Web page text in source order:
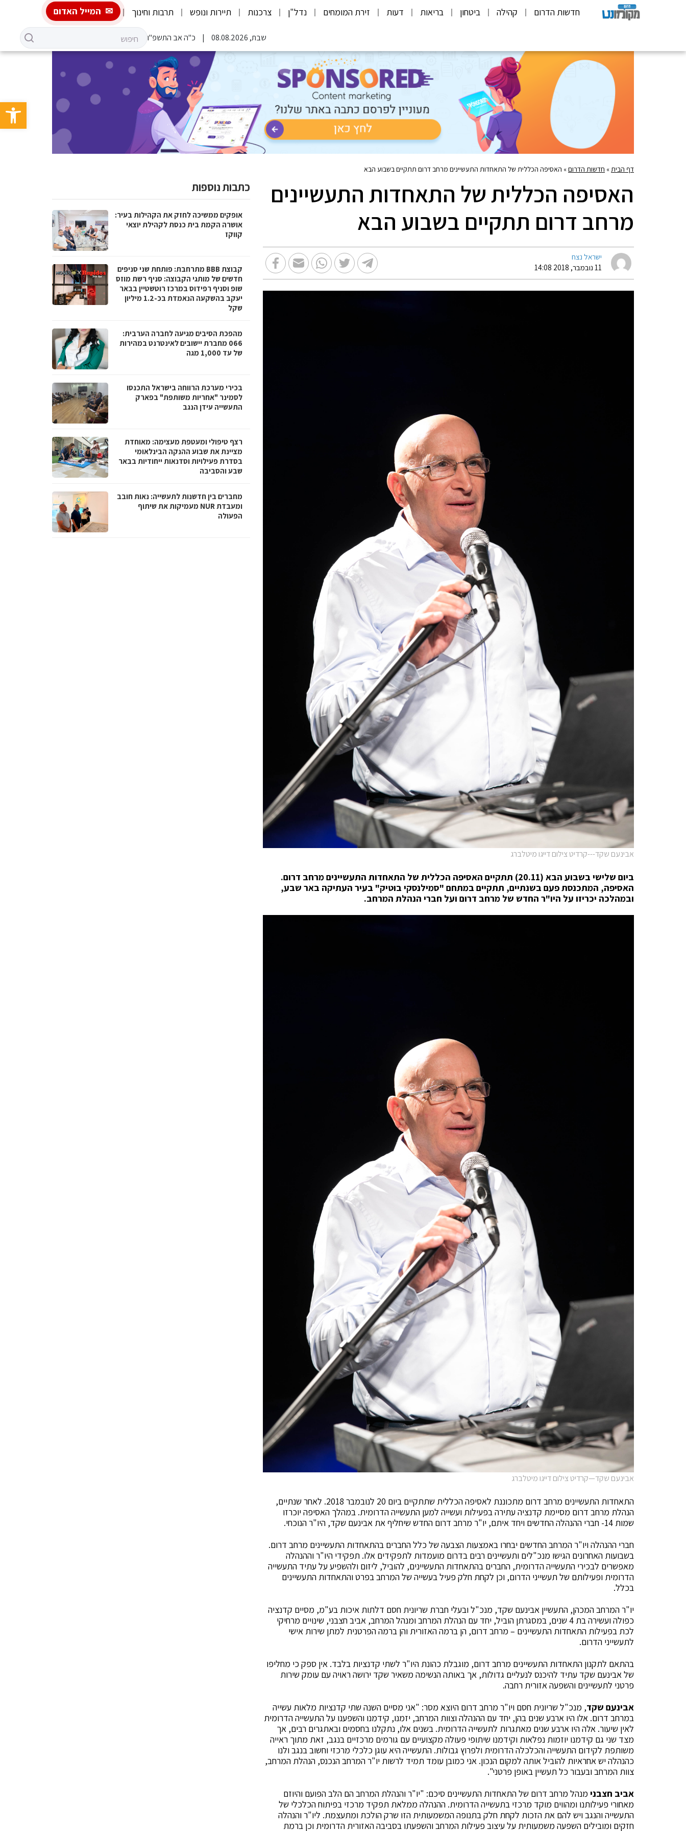
פתח
חדשות הדרום קהילה ביטחון בריאות דעות זירת המומחים נדל"ן צרכנות תיירות ונופש תרבות וחינוך המייל האדום
שבת, 08.08.2026 כ"ה אב התשפ"ו
דף הבית » חדשות הדרום» האסיפה הכללית של התאחדות התעשיינים מרחב דרום תתקיים בשבוע הבא
האסיפה הכללית של התאחדות התעשיינים
מרחב דרום תתקיים בשבוע הבא
ישראל נצח
11 נובמבר, 2018 14:08
אבינעם שקד---קרדיט צילום דייגו מיטלברג
ביום שלישי בשבוע הבא (20.11) תתקיים האסיפה הכללית של התאחדות התעשיינים מרחב דרום.
האסיפה, המתכנסת פעם בשנתיים, תתקיים במתחם "סמילנסקי בוטיק" בעיר העתיקה באר שבע,
ובמהלכה יכריזו על היו"ר החדש של מרחב דרום ועל חברי הנהלת המרחב.
אבינעם שקד—קרדיט צילום דייגו מיטלברג
התאחדות התעשיינים מרחב דרום מתכוננת לאסיפה הכללית שתתקיים ביום 20 לנובמבר 2018. לאחר שנתיים,
הנהלת מרחב דרום מסיימת קדנציה עתירה בפעילות ועשייה למען התעשייה הדרומית. במהלך האסיפה יוכרזו
שמות 14- חברי ההנהלה החדשים ויחד איתם, יו"ר מרחב דרום החדש שיחליף את אבינעם שקד, היו"ר הנוכחי.
חברי ההנהלה ויו"ר המרחב החדשים יבחרו באמצעות הצבעה של כלל החברים בהתאחדות התעשיינים מרחב דרום.
בשבועות האחרונים הגישו מנכ"לים ותעשיינים רבים בדרום מועמדות לתפקידים אלו. תפקידי היו"ר וההנהלה
מאפשרים לבכירי התעשייה הדרומית, החברים בהתאחדות התעשיינים, להוביל, ליזום ולהשפיע על עתיד התעשייה
הדרומית ופעילותם של תעשייני הדרום, וכן לקחת חלק פעיל בעשייה של המרחב בפרט והתאחדות התעשיינים
בכלל.
יו"ר המרחב המכהן, התעשיין אבינעם שקד, מנכ"ל ובעלי חברת שריונית חסם דלתות איכות בע"מ, מסיים קדנציה
כפולה ועשירה בת 4 שנים, במסגרתן הוביל, יחד עם הנהלת המרחב ומנהל המרחב, אביב חצבני, שינויים מרחיקי
לכת בפעילות התאחדות התעשיינים – מרחב דרום, הן ברמה האזורית והן ברמה הפרטנית למתן שירות אישי
לתעשייני הדרום.
בהתאם לתקנון התאחדות התעשיינים מרחב דרום, מוגבלת כהונת היו"ר לשתי קדנציות בלבד. אין ספק כי מחליפו
של אבינעם שקד עתיד להיכנס לנעליים גדולות, אך באותה הנשימה משאיר שקד ירושה ראויה עם עומק שירות
פרטני לתעשיינים והשפעה אזורית רחבה.
אבינעם שקד, מנכ"ל שריונית חסם ויו"ר מרחב דרום היוצא מסר: "אני מסיים השנה שתי קדנציות מלאות עשייה
במרחב דרום. אלו היו ארבע שנים בהן, יחד עם ההנהלה וצוות המרחב, יזמנו, קידמנו והשפענו על התעשייה הדרומית
לאין שיעור. אלה היו ארבע שנים מאתגרות לתעשייה הדרומית. בשנים אלו, נתקלנו בחסמים ובאתגרים רבים, אך
מצד שני גם קידמנו יוזמות נפלאות וקידמנו שיתופי פעולה מקצועיים עם גורמים מרכזיים בנגב, זאת מתוך ראייה
משותפת לקידום התעשייה והכלכלה הדרומית ולפרוץ גבולות. התעשייה היא עוגן כלכלי מרכזי וחשוב בנגב ולנו
כהנהלה יש אחראיות להוביל אותה למקום הנכון. אני כמובן עומד תמיד לרשות יו"ר המרחב הנכנס, הנהלת המרחב,
צוות המרחב ובעבור כל תעשיין באופן פרטני".
אביב חצבני מנהל מרחב דרום של התאחדות התעשיינים סיכם: "יו"ר והנהלת המרחב הם הלב הפועם והיוזם
מאחורי פעילותנו ומהווים מוקד מרכזי בתעשייה הדרומית. ההנהלה ממלאת תפקיד מרכזי בפיתוח הכלכלי של
התעשייה והנגב ויש להם את הזכות לקחת חלק בתנופה המשמעותית הזו שרק הולכת ומתעצמת. ליו"ר והנהלה
חזקים ומובילים השפעה משמעותית על עיצוב פעילות המרחב והשפעתו בסביבה האזורית הדרומית וכן ברמת
כתבות נוספות
אופקים ממשיכה לחזק את הקהילות בעיר:
אושרה הקמת בית כנסת לקהילת יוצאי
קווקז
קבוצת BBB מתרחבת: פותחת שני סניפים
חדשים של מותגי הקבוצה: סניף רשת מוזס
שופ וסניף רפידוס במרכז רוטשטיין בבאר
יעקב בהשקעה הנאמדת בכ-1.2 מיליון
שקל
מהפכת הסיבים מגיעה לחברה הערבית:
066 מחברת יישובים לאינטרנט במהירות
של עד 1,000 מגה
בכירי מערכת הרווחה בישראל התכנסו
לסמינר "אחריות משותפת" בפארק
התעשייה עידן הנגב
רצף טיפולי ומעטפת מעצימה: מאוחדת
מציינת את שבוע ההנקה הבינלאומי
בסדרת פעילויות וסדנאות ייחודיות בבאר
שבע והסביבה
מחברים בין חדשנות לתעשייה: נאות חובב
ומעבדת NUR מעמיקות את שיתוף
הפעולה